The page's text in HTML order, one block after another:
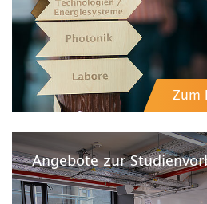
Zum
Angebote zur